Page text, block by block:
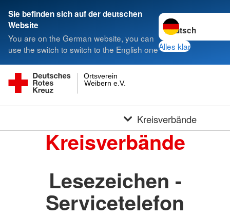
Sie befinden sich auf der deutschen
Website
You are on the German website, you can
use the switch to switch to the English one
Sprache wechseln
Alles klar
Weibern e.V.
Ortsverein
Kreisverbände
Kreisverbände
Lesezeichen -
Servicetelefon